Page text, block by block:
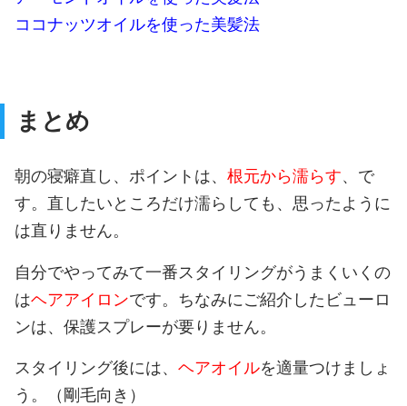
ココナッツオイルを使った美髪法
まとめ
朝の寝癖直し、ポイントは、 根元から濡らす、で
す。直したいところだけ濡らしても、思ったように
は直りません。
自分でやってみて一番スタイリングがうまくいくの
はヘアアイロンです。ちなみにご紹介したビューロ
ンは、保護スプレーが要りません。
スタイリング後には、 ヘアオイルを適量つけましょ
う。（剛毛向き）